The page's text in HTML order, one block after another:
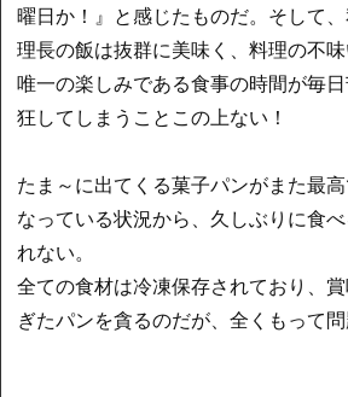
曜日か！』と感じたものだ。そして
理長の飯は抜群に美味く、料理の不味
唯一の楽しみである食事の時間が毎
狂してしまうことこの上ない！
たま～に出てくる菓子パンがまた最
なっている状況から、久しぶりに食
れない。
全ての食材は冷凍保存されており、
ぎたパンを貪るのだが、全くもって問